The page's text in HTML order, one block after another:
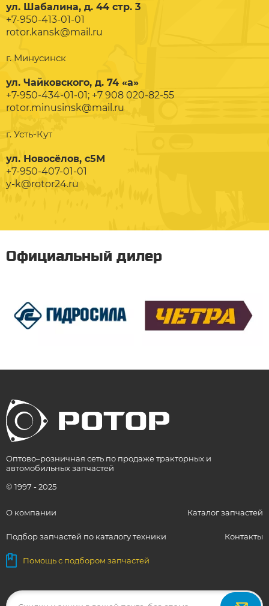
ул. Шабалина, д. 44 стр. 3
+7-950-413-01-01
rotor.kansk@mail.ru
г. Минусинск
ул. Чайковского, д. 74 «а»
+7-950-434-01-01; +7 908 020-82-55
rotor.minusinsk@mail.ru
г. Усть-Кут
ул. Новосёлов, с5М
+7-950-407-01-01
y-k@rotor24.ru
Официальный дилер
Оптово–розничная сеть по продаже тракторных и
автомобильных запчастей
© 1997 - 2025
О компании Каталог запчастей
Подбор запчастей по каталогу техники Контакты
Помощь с подбором запчастей